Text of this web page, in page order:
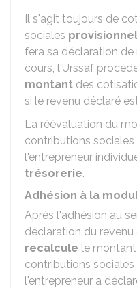
Il s'agit toujours de
sociales
fera sa déclaration de
cours, l'Urssaf
montant des
si le revenu déclaré
La réévaluation du
contributions
l'entrepreneur
trésorerie.
Adhésion à la
Après l'adhésion au
déclaration du
recalcule le
contributions
l'entrepreneur a